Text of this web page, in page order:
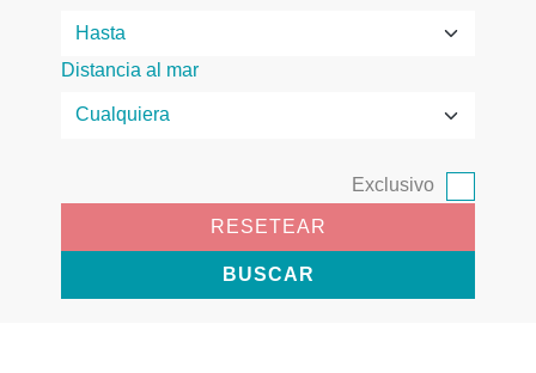
Distancia al mar
Exclusivo
RESETEAR
BUSCAR